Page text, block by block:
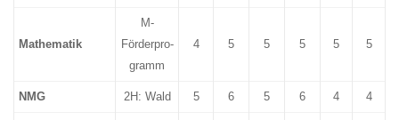
Mathematik
M-
Förderpro-
gramm
4 5 5 5 5 5
NMG 2H: Wald 5 6 5 6 4 4